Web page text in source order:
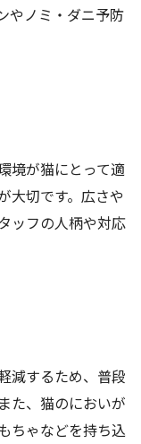
やノミ・ダニ予防
境が猫にとって適
大切です。広さや
ッフの人柄や対応
減するため、普段
た、猫のにおいが
ちゃなどを持ち込